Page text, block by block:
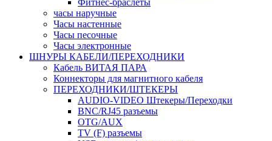
Фитнес-браслеты
часы наручные
Часы настенные
Часы песочные
Часы электронные
ШНУРЫ КАБЕЛИ/ПЕРЕХОДНИКИ
Кабель ВИТАЯ ПАРА
Коннекторы для магнитного кабеля
ПЕРЕХОДНИКИ/ШТЕКЕРЫ
AUDIO-VIDEO Штекеры/Переходки
BNC/RJ45 разъемы
OTG/AUX
TV (F) разъемы